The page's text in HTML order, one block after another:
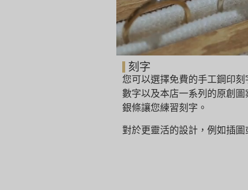
刻字
您可以選擇免費的手工鋼印刻
數字以及本店一系列的原創
銀條讓您練習刻字。
對於更靈活的設計，例如插